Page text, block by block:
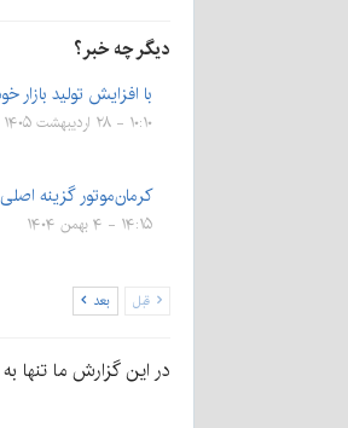
دیگر چه خبر؟
با افزایش تولید بازار
۱۰:۱۰ - ۲۸ اردیبهشت ۱۴۰۵
کرمان‌موتور گزینه
۱۴:۱۵ - ۴ بهمن ۱۴۰۴
قبل بعد
در این گزارش ما تنها